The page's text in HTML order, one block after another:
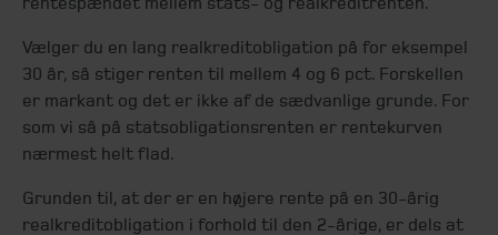
Vælger du en lang realkreditobligation på for eksempel
30 år, så stiger renten til mellem 4 og 6 pct. Forskellen
er markant og det er ikke af de sædvanlige grunde. For
som vi så på statsobligationsrenten er rentekurven
nærmest helt flad.
Grunden til, at der er en højere rente på en 30-årig
realkreditobligation i forhold til den 2-årige, er dels at